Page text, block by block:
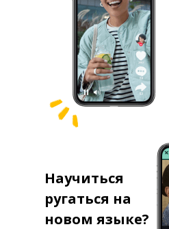
Научиться
ругаться на
новом языке?